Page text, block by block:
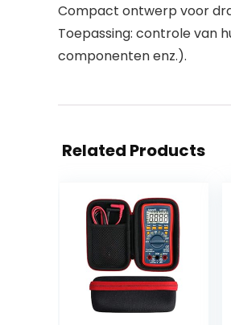
Compact ontwerp voor
Toepassing: controle van
componenten enz.).
Related Products